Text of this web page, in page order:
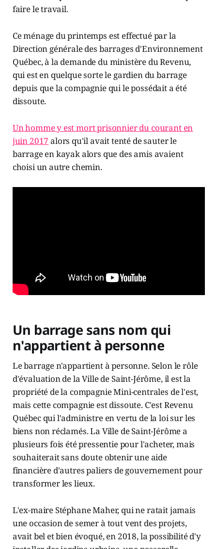
faire le travail.
Ce ménage du printemps est effectué par la
Direction générale des barrages d'Environnement
Québec, à la demande du ministère du Revenu,
qui est en quelque sorte le gardien du barrage
depuis que la compagnie qui le possédait a été
dissoute.
Un homme y est mort prisonnier du courant en
juin 2017 alors qu'il avait tenté de sauter le
barrage en kayak alors que des amis avaient
choisi un autre chemin.
Un barrage sans nom qui
n'appartient à personne
Le barrage n'appartient à personne. Selon le rôle
d'évaluation de la Ville de Saint-Jérôme, il est la
propriété de la compagnie Mini-centrales de l'est,
mais cette compagnie est dissoute. C'est Revenu
Québec qui l'administre en vertu de la loi sur les
biens non réclamés. La Ville de Saint-Jérôme a
plusieurs fois été pressentie pour l'acheter, mais
souhaiterait sans doute obtenir une aide
financière d'autres paliers de gouvernement pour
transformer les lieux.
L'ex-maire Stéphane Maher, qui ne ratait jamais
une occasion de semer à tout vent des projets,
avait bel et bien évoqué, en 2018, la possibilité d'y